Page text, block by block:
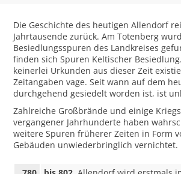
Die Geschichte des heutigen Allendorf
Jahrtausende zurück. Am Totenberg
Besiedlungsspuren des Landkreises
finden sich Spuren Keltischer
keinerlei Urkunden aus dieser Zeit
Zeitangaben vage. Seit wann auf dem
durchgehend gesiedelt worden ist, ist
Zahlreiche Großbrände und einige
vergangener Jahrhunderte haben
weitere Spuren früherer Zeiten in Form
Gebäuden unwiederbringlich vernichtet.